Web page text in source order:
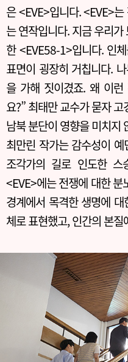
은 <EVE>입니다. <EVE>
는 연작입니다. 지금 우리
한 <EVE58-1>입니다. 인
표면이 굉장히 거칩니다.
을 가해 짓이겼죠. 왜 이런
요?” 최태만 교수가 묻자
남북 분단이 영향을 미치지
최만린 작가는 감수성이
조각가의 길로 인도한
<EVE>에는 전쟁에 대한 분
경계에서 목격한 생명에
체로 표현했고, 인간의 본질